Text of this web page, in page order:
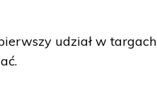
udział w targach